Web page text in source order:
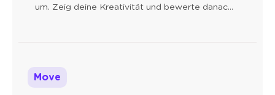
um. Zeig deine Kreativität und bewerte danach
Move